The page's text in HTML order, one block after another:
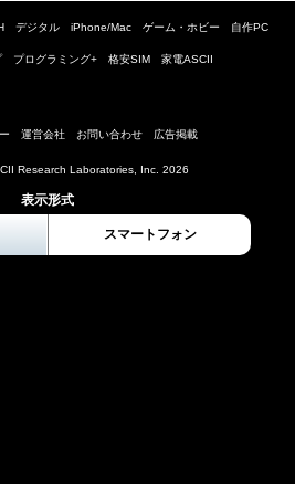
デジタル iPhone/Mac ゲーム・ホビー 自作PC
プログラミング+ 格安SIM 家電ASCII
運営会社 お問い合わせ 広告掲載
Research Laboratories, Inc. 2026
表示形式
スマートフォン